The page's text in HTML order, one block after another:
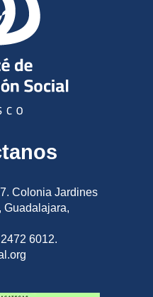
Colonia Jardines
Guadalajara,
6012.